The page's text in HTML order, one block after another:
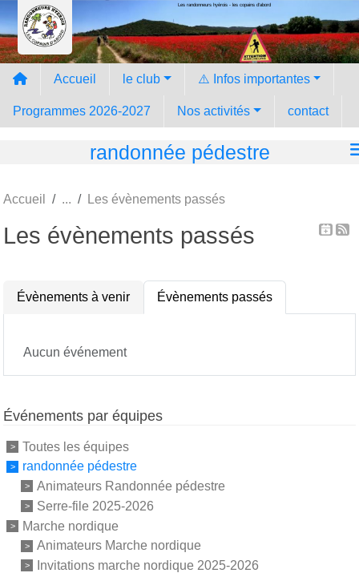
Les randonneurs hyèrois - les copains d'abord
Accueil le club ⚠️ Infos importantes
Programmes 2026-2027 Nos activités contact
randonnée pédestre
Accueil Les évènements passés
Les évènements passés
Évènements à venir Évènements passés
Aucun événement
Événements par équipes
Toutes les équipes
randonnée pédestre
Animateurs Randonnée pédestre
Serre-file 2025-2026
Marche nordique
Animateurs Marche nordique
Invitations marche nordique 2025-2026
Panneau de gestion des cookies